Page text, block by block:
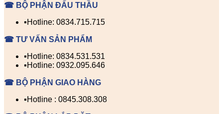
☎ BỘ PHẬN ĐẤU THẦU
▪️Hotline: 0834.715.715
☎ TƯ VẤN SẢN PHẨM
▪️Hotline: 0834.531.531
▪️Hotline: 0932.095.646
☎ BỘ PHẬN GIAO HÀNG
▪️Hotline : 0845.308.308